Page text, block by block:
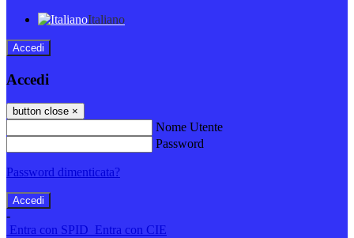
Italiano
Accedi
Accedi
button close ×
Nome Utente
Password
Password dimenticata?
-
Entra con SPID Entra con CIE